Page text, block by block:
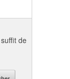
de